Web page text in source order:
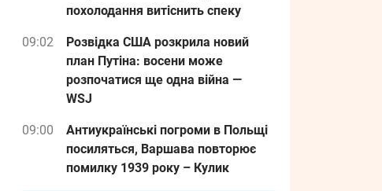
похолодання витіснить спеку
09:02
Розвідка США розкрила новий
план Путіна: восени може
розпочатися ще одна війна —
WSJ
09:00
Антиукраїнські погроми в Польщі
посиляться, Варшава повторює
помилку 1939 року – Кулик